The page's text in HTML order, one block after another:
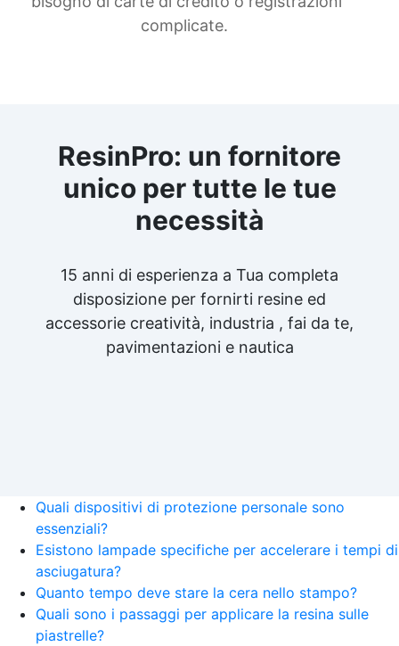
complicate.
ResinPro: un fornitore
unico per tutte le tue
necessità
15 anni di esperienza a Tua completa
disposizione per fornirti resine ed
accessorie creatività, industria , fai da te,
pavimentazioni e nautica
Quali dispositivi di protezione personale sono
essenziali?
Esistono lampade specifiche per accelerare i tempi di
asciugatura?
Quanto tempo deve stare la cera nello stampo?
Quali sono i passaggi per applicare la resina sulle
piastrelle?